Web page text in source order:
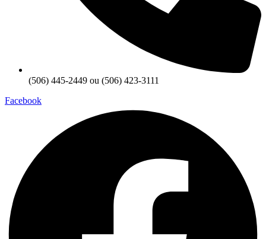
(506) 445-2449 ou (506) 423-3111
Facebook